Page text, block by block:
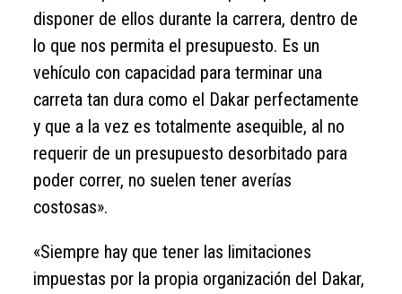
disponer de ellos durante la carrera, dentro de
lo que nos permita el presupuesto. Es un
vehículo con capacidad para terminar una
carreta tan dura como el Dakar perfectamente
y que a la vez es totalmente asequible, al no
requerir de un presupuesto desorbitado para
poder correr, no suelen tener averías
costosas».
«Siempre hay que tener las limitaciones
impuestas por la propia organización del Dakar,